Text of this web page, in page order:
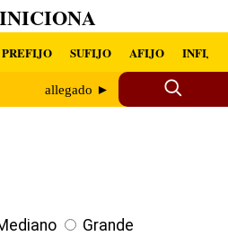
PREFIJO SUFIJO AFIJO INFIJO
allegado ►
Grande